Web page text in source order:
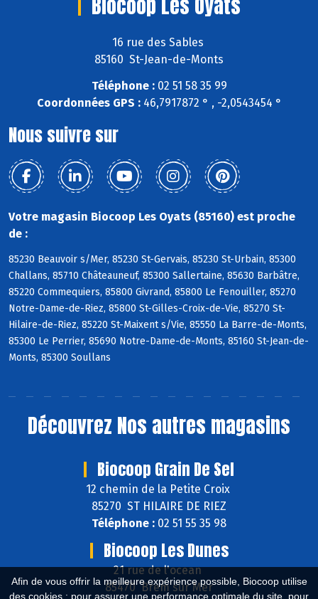
Afin de vous offrir la meilleure expérience possible, Biocoop utilise
des cookies : pour assurer une performance optimale du site, pour
16 rue des Sables
85160 St-Jean-de-Monts
Téléphone :02 51 58 35 99
Coordonnées GPS :46,7917872 ° , -2,0543454 °
Nous suivre sur
Votre magasin Biocoop Les Oyats (85160) est proche
de :
85230 Beauvoir s/Mer, 85230 St-Gervais, 85230 St-Urbain, 85300
Challans, 85710 Châteauneuf, 85300 Sallertaine, 85630 Barbâtre,
85220 Commequiers, 85800 Givrand, 85800 Le Fenouiller, 85270
Notre-Dame-de-Riez, 85800 St-Gilles-Croix-de-Vie, 85270 St-
Hilaire-de-Riez, 85220 St-Maixent s/Vie, 85550 La Barre-de-Monts,
85300 Le Perrier, 85690 Notre-Dame-de-Monts, 85160 St-Jean-de-
Monts, 85300 Soullans
Découvrez Nos autres magasins
Biocoop Grain De Sel
12 chemin de la Petite Croix
85270 ST HILAIRE DE RIEZ
Téléphone : 02 51 55 35 98
Biocoop Les Dunes
21 rue de l'ocean
85470 Brem sur Mer